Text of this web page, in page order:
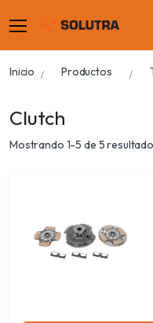
Inicio Productos
Clutch
Mostrando 1-5 de 5